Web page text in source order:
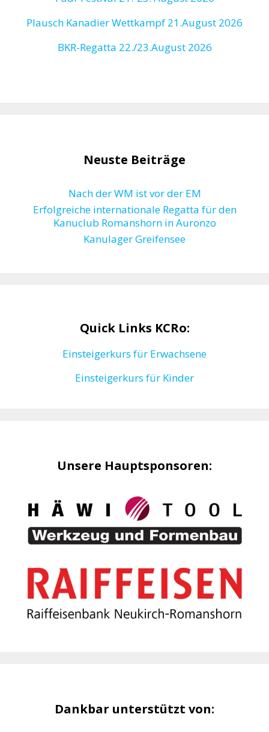
Plausch Kanadier Wettkampf 21.August 2026
BKR-Regatta 22./23.August 2026
Neuste Beiträge
Nach der WM ist vor der EM
Erfolgreiche internationale Regatta für den
Kanuclub Romanshorn in Auronzo
Kanulager Greifensee
Quick Links KCRo:
Einsteigerkurs für Erwachsene
Einsteigerkurs für Kinder
Unsere Hauptsponsoren:
Dankbar unterstützt von: